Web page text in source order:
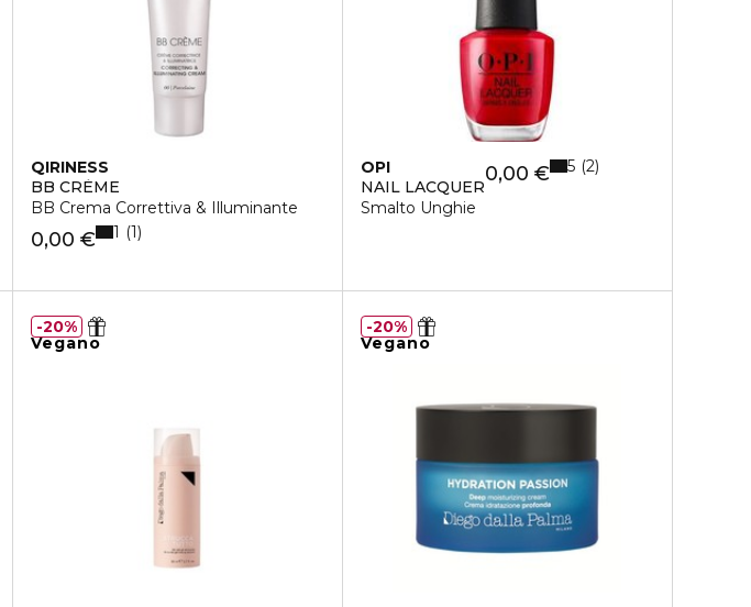
QIRINESS
BB CRÈME
BB Crema Correttiva & Illuminante
0,00 € 1 1
OPI
NAIL LACQUER
Smalto Unghie
0,00 € 5 2
Vegano
20%
Vegano
20%